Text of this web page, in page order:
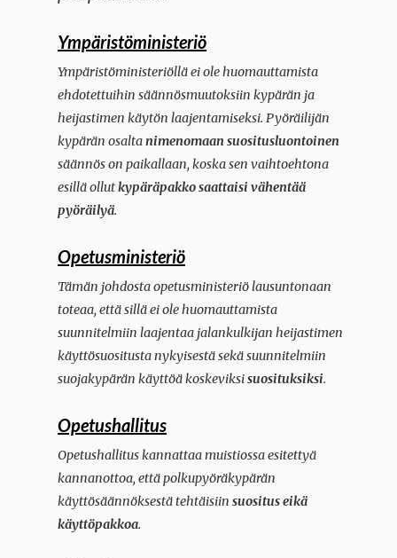
Ympäristöministeriö
Ympäristöministeriöllä ei ole huomauttamista
ehdotettuihin säännösmuutoksiin kypärän ja
heijastimen käytön laajentamiseksi. Pyöräilijän
kypärän osaltanimenomaan suositusluontoinen
säännös on paikallaan, koska sen vaihtoehtona
esillä ollutkypäräpakko saattaisi vähentää
pyöräilyä.
Opetusministeriö
Tämän johdosta opetusministeriö lausuntonaan
toteaa, että sillä ei ole huomauttamista
suunnitelmiin laajentaa jalankulkijan heijastimen
käyttösuositusta nykyisestä sekä suunnitelmiin
suojakypärän käyttöä koskeviksisuosituksiksi.
Opetushallitus
Opetushallitus kannattaa muistiossa esitettyä
kannanottoa, että polkupyöräkypärän
käyttösäännöksestä tehtäisiin suositus eikä
käyttöpakkoa.